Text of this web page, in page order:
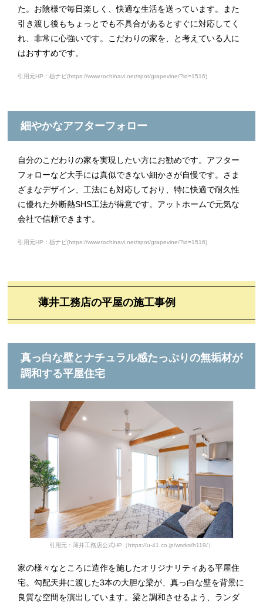
た。お陰様で毎日楽しく、快適な生活を送っています。また
引き渡し後もちょっとでも不具合があるとすぐに対応してく
れ、非常に心強いです。こだわりの家を、と考えている人に
はおすすめです。
引用元HP：栃ナビ(https://www.tochinavi.net/spot/grapevine/?id=1516)
細やかなアフターフォロー
自分のこだわりの家を実現したい方にお勧めです。アフター
フォローなど大手には真似できない細かさが自慢です。さま
ざまなデザイン、工法にも対応しており、特に快適で耐久性
に優れた外断熱SHS工法が得意です。アットホームで元気な
会社で信頼できます。
引用元HP：栃ナビ(https://www.tochinavi.net/spot/grapevine/?id=1516)
薄井工務店の平屋の施工事例
真っ白な壁とナチュラル感たっぷりの無垢材が
調和する平屋住宅
引用元：薄井工務店公式HP（https://u-41.co.jp/works/h119/）
家の様々なところに造作を施したオリジナリティある平屋住
宅。勾配天井に渡した3本の大胆な梁が、真っ白な壁を背景に
良質な空間を演出しています。梁と調和させるよう、ランダ